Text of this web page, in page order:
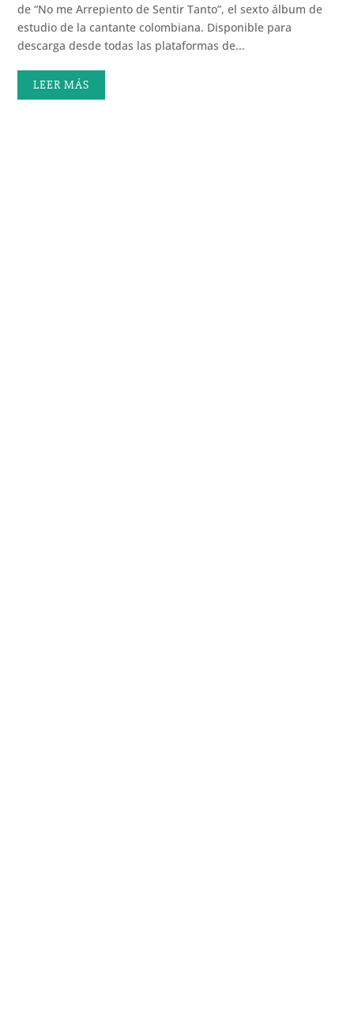
de “No me Arrepiento de Sentir Tanto”, el sexto álbum de
estudio de la cantante colombiana. Disponible para
descarga desde todas las plataformas de...
LEER MÁS